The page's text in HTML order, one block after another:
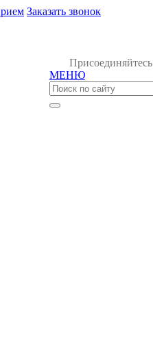
Заказать звонок
Присоединяйтесь
МЕНЮ